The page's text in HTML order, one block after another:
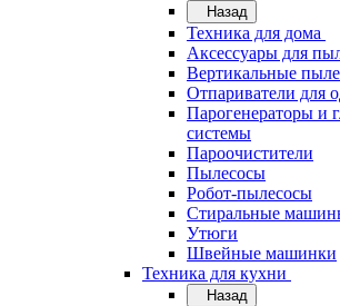
Назад
Техника для дома
Аксессуары для
Вертикальные
Отпариватели для
Парогенераторы и
системы
Пароочистители
Пылесосы
Робот-пылесосы
Стиральные
Утюги
Швейные машинки
Техника для кухни
Назад